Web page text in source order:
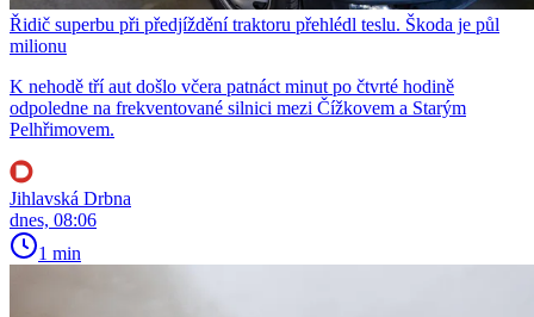
Řidič superbu při předjíždění traktoru přehlédl teslu. Škoda je půl
milionu
K nehodě tří aut došlo včera patnáct minut po čtvrté hodině
odpoledne na frekventované silnici mezi Čížkovem a Starým
Pelhřimovem.
Jihlavská Drbna
dnes, 08:06
1 min